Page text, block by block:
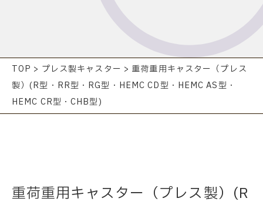
TOP > プレス製キャスター > 重荷重用キャスター（プレス
製）(R型・RR型・RG型・HEMC CD型・HEMC AS型・
HEMC CR型・CHB型)
重荷重用キャスター（プレス製）(R